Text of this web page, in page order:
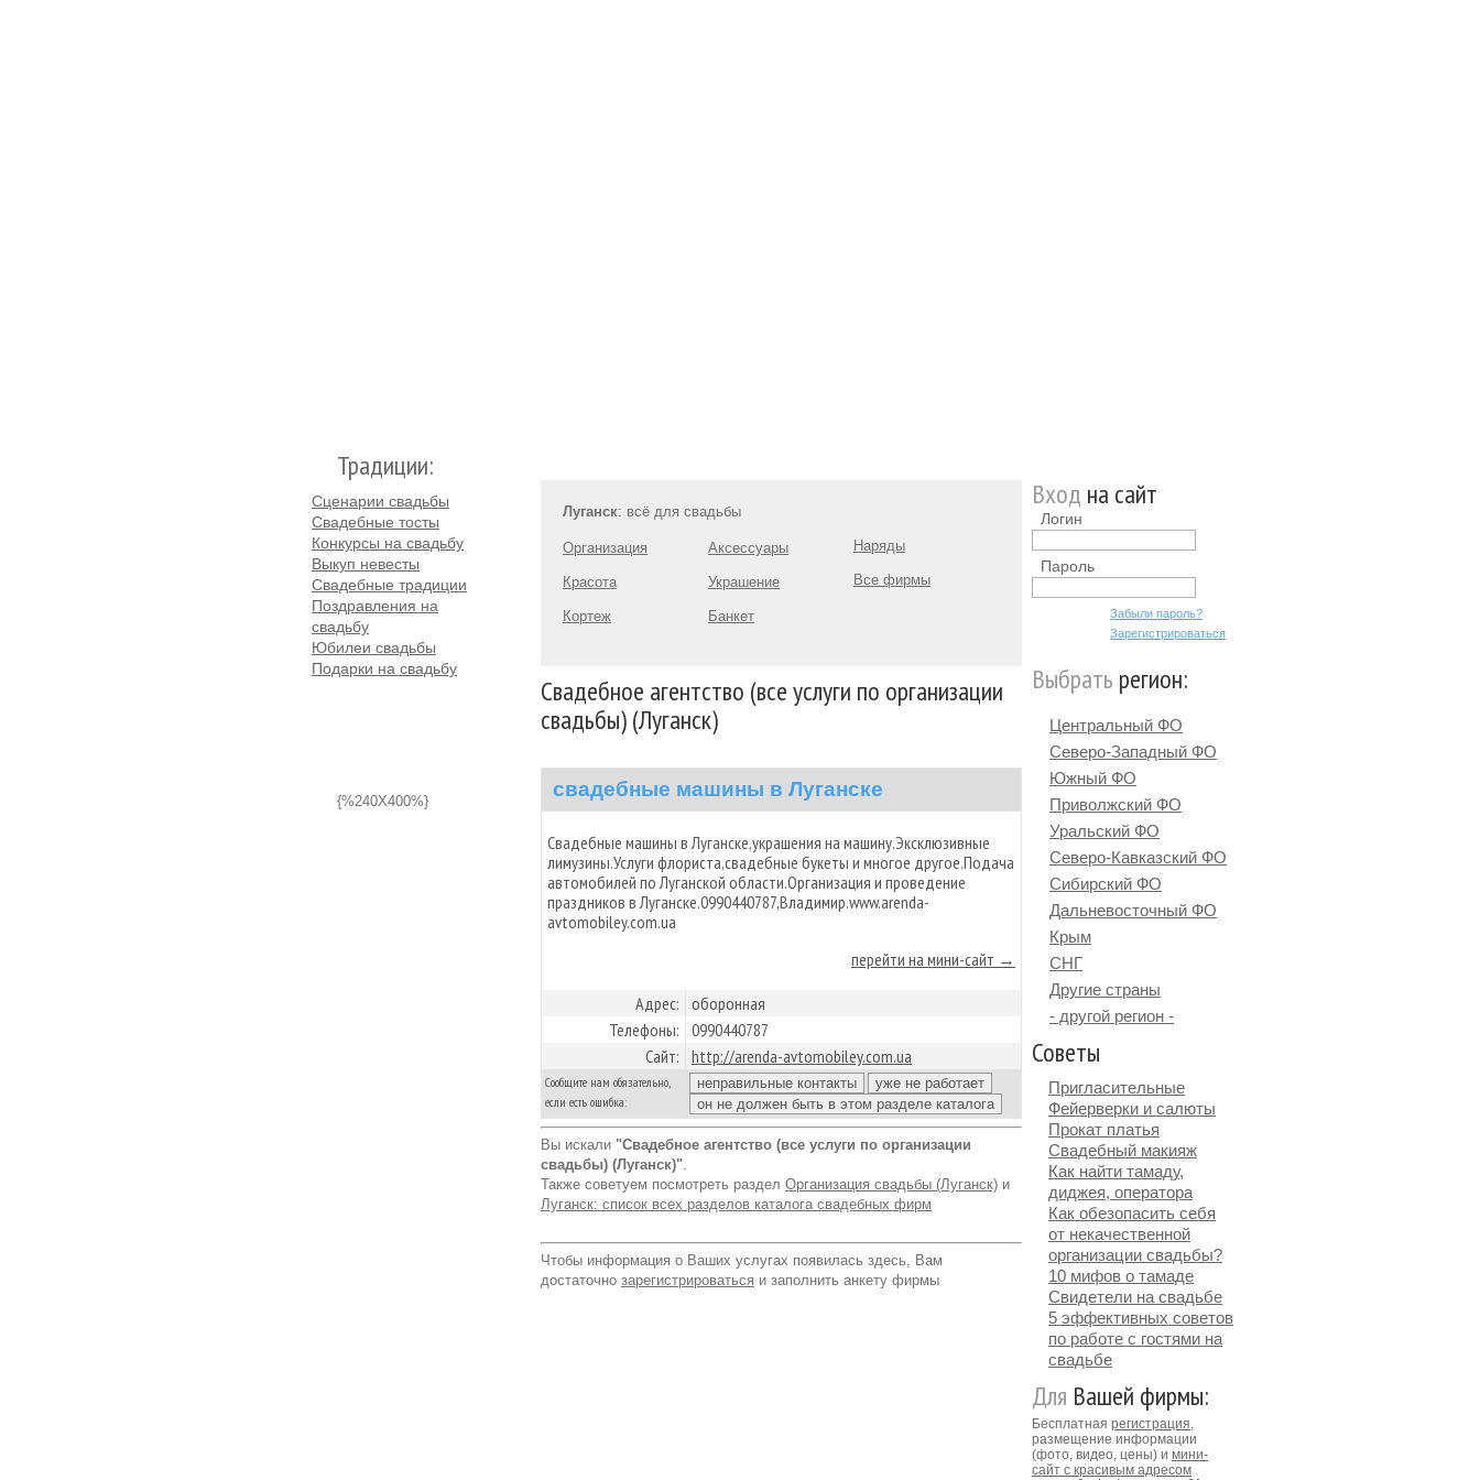
Традиции:
Сценарии свадьбы
Свадебные тосты
Конкурсы на свадьбу
Выкуп невесты
Свадебные традиции
Поздравления на
свадьбу
Юбилеи свадьбы
Подарки на свадьбу
{%240X400%}
Луганск: всё для свадьбы
Организация
Красота
Кортеж
Аксессуары
Украшение
Банкет
Наряды
Все фирмы
Свадебное агентство (все услуги по организации
свадьбы) (Луганск)
свадебные машины в Луганске
Свадебные машины в Луганске,украшения на машину.Эксклюзивные
лимузины.Услуги флориста,свадебные букеты и многое другое.Подача
автомобилей по Луганской области.Организация и проведение
праздников в Луганске.0990440787,Владимир.www.arenda-
avtomobiley.com.ua
перейти на мини-сайт →
Адрес: оборонная
Телефоны: 0990440787
Сайт: http://arenda-avtomobiley.com.ua
Сообщите нам обязательно,
если есть ошибка:
Вы искали "Свадебное агентство (все услуги по организации
свадьбы) (Луганск)".
Также советуем посмотреть раздел Организация свадьбы (Луганск) и
Луганск: список всех разделов каталога свадебных фирм
Чтобы информация о Ваших услугах появилась здесь, Вам
достаточно зарегистрироваться и заполнить анкету фирмы
Вход на сайт
Логин
Пароль
Забыли пароль?
Зарегистрироваться
Выбрать регион:
Центральный ФО
Северо-Западный ФО
Южный ФО
Приволжский ФО
Уральский ФО
Северо-Кавказский ФО
Сибирский ФО
Дальневосточный ФО
Крым
СНГ
Другие страны
- другой регион -
Советы
Пригласительные
Фейерверки и салюты
Прокат платья
Свадебный макияж
Как найти тамаду,
диджея, оператора
Как обезопасить себя
от некачественной
организации свадьбы?
10 мифов о тамаде
Свидетели на свадьбе
5 эффективных советов
по работе с гостями на
свадьбе
Для Вашей фирмы:
Бесплатная регистрация,
размещение информации
(фото, видео, цены) и мини-
сайт с красивым адресом